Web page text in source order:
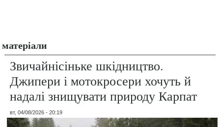
матеріали
Звичайнісіньке шкідництво.
Джипери і мотокросери хочуть й
надалі знищувати природу Карпат
вт, 04/08/2026 - 20:19